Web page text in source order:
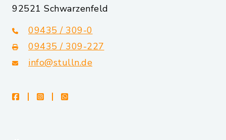
92521 Schwarzenfeld
09435 / 309-0
09435 / 309-227
info@stulln.de
facebookinstagramwhatsapp